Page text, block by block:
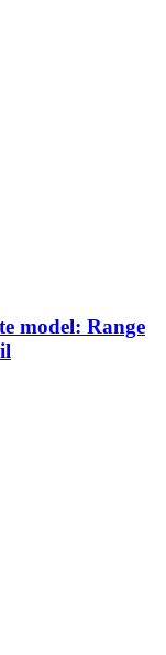
model: Range